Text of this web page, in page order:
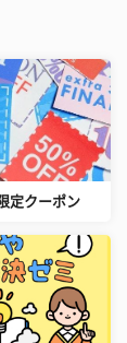
定クーポン